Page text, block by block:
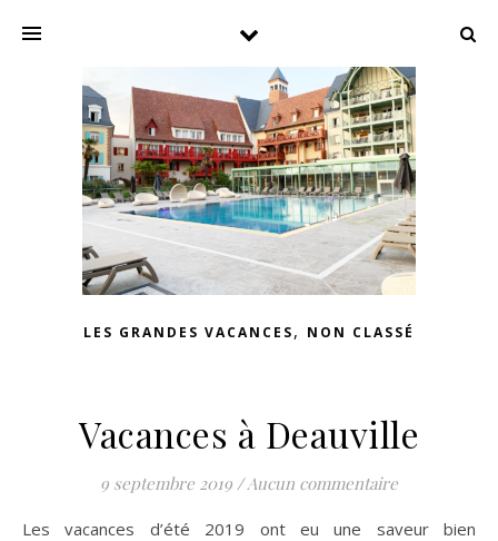
LES GRANDES VACANCES, NON CLASSÉ
Vacances à Deauville
9 septembre 2019 /Aucun commentaire
Les vacances d’été 2019 ont eu une saveur bien